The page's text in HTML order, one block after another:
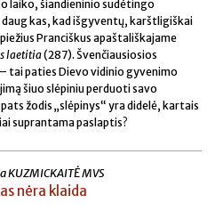
laiko, šiandieninio sudėtingo
kas, kad išgyventų, karštligiškai
Pranciškus apaštališkajame
laetitia(287). Švenčiausiosios
tai paties Dievo vidinio gyvenimo
šiuo slėpiniu perduoti savo
žodis „slėpinys“ yra didelė, kartais
suprantama paslaptis?
KUZMICKAITĖ MVS
nėra klaida